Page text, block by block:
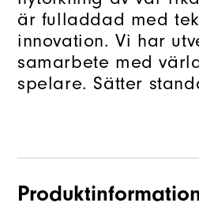
är fulladdad med
innovation. Vi har
samarbete med
spelare. Sätter